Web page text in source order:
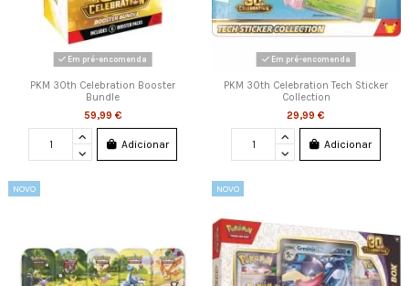
Em pré-encomenda
PKM 30th Celebration Booster
Bundle
59,99 €
Adicionar
Em pré-encomenda
PKM 30th Celebration Tech Sticker
Collection
29,99 €
Adicionar
NOVO NOVO